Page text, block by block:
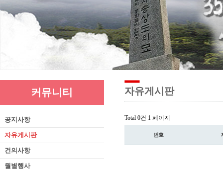
기려수필집
생애와사상
유묵과유품
연혁지
추모의글
커뮤니티
공지사항
자유게시판
건의사항
월별행사
자유게시판
Total 0건 1 페이지
번호